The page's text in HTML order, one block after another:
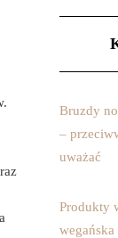
Bruzdy
–
uważać
Produkty
wegańska